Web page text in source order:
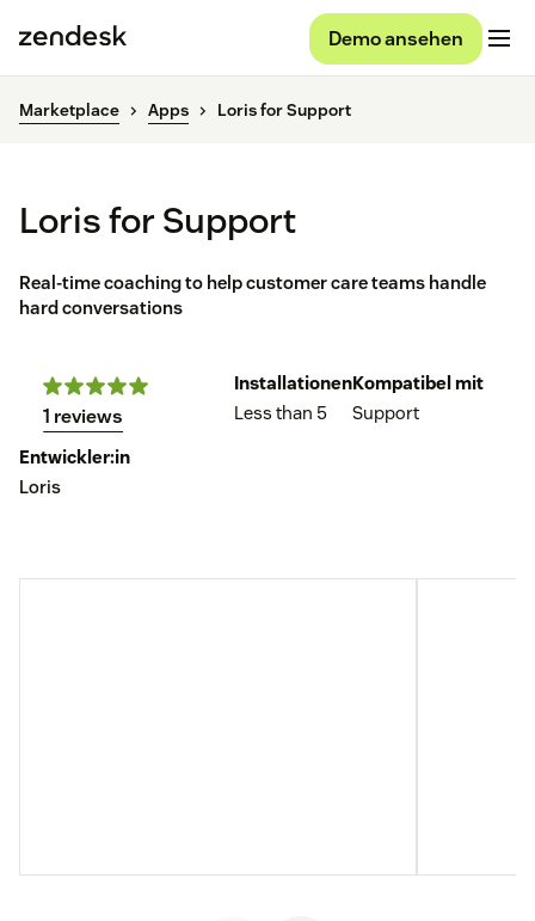
Demo ansehen
Marketplace Apps Loris for Support
Loris for Support
Real-time coaching to help customer care teams handle
hard conversations
1 reviews
Installationen
Less than 5
Kompatibel mit
Support
Entwickler:in
Loris